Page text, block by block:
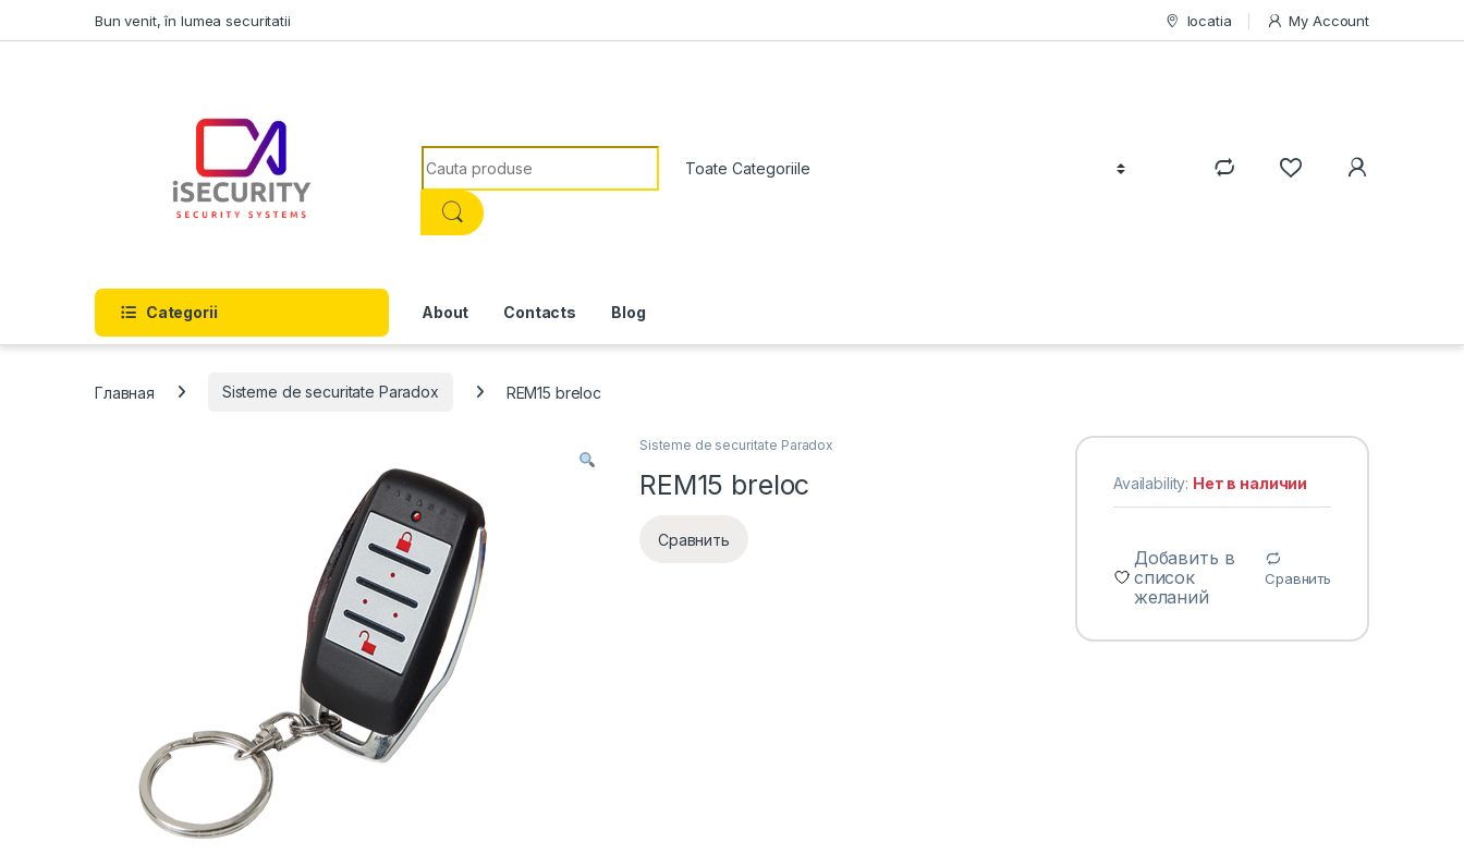
Bun venit, în lumea securitatii locatia My Account
Search for:
Categorii About Contacts Blog
Главная Sisteme de securitate Paradox REM15 breloc
Sisteme de securitate Paradox
REM15 breloc
Сравнить
Availability: Нет в наличии
Добавить в
список
желаний
Сравнить